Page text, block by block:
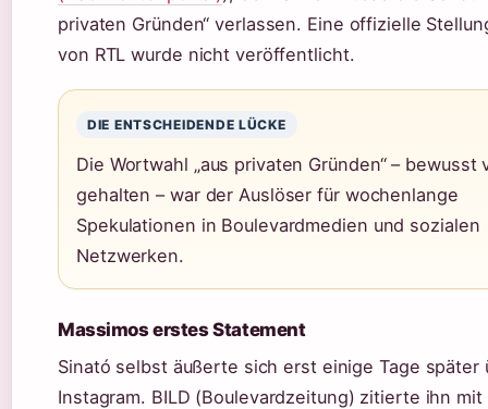
privaten Gründen“ verlassen. Eine offizielle
von RTL wurde nicht veröffentlicht.
DIE ENTSCHEIDENDE LÜCKE
Die Wortwahl „aus privaten Gründen“ – bewusst
gehalten – war der Auslöser für wochenlange
Spekulationen in Boulevardmedien und sozialen
Netzwerken.
Massimos erstes Statement
Sinató selbst äußerte sich erst einige Tage später
Instagram. BILD (Boulevardzeitung) zitierte ihn mit